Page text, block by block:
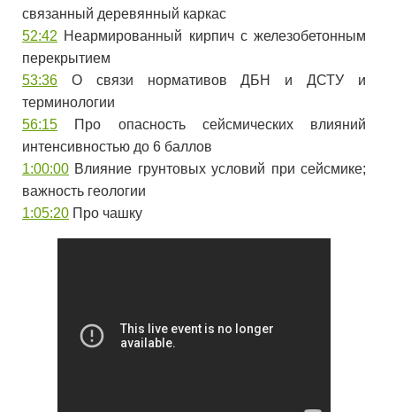
связанный деревянный каркас
52:42 ​ Неармированный кирпич с железобетонным
перекрытием
53:36 ​ О связи нормативов ДБН и ДСТУ и
терминологии
56:15 ​ Про опасность сейсмических влияний
интенсивностью до 6 баллов
1:00:00 ​ Влияние грунтовых условий при сейсмике;
важность геологии
1:05:20 ​ Про чашку